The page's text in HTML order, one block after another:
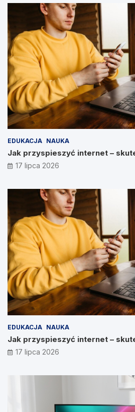
EDUKACJA NAUKA
Jak przyspieszyć internet –
17 lipca 2026
EDUKACJA NAUKA
Jak przyspieszyć internet –
17 lipca 2026